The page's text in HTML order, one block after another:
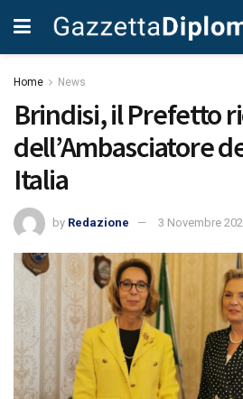
Home News
Brindisi, il Prefetto
dell’Ambasciatore
Italia
by Redazione 3 Novembre